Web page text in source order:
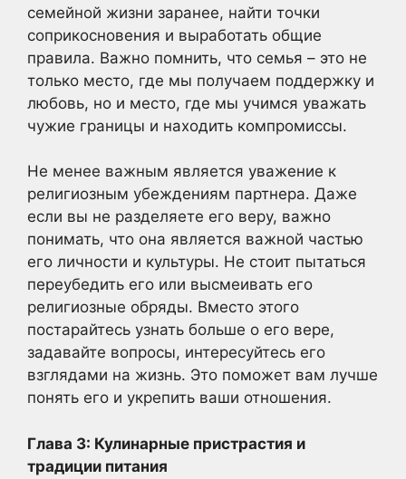
семейной жизни заранее, найти точки
соприкосновения и выработать общие
правила. Важно помнить, что семья – это не
только место, где мы получаем поддержку и
любовь, но и место, где мы учимся уважать
чужие границы и находить компромиссы.
Не менее важным является уважение к
религиозным убеждениям партнера. Даже
если вы не разделяете его веру, важно
понимать, что она является важной частью
его личности и культуры. Не стоит пытаться
переубедить его или высмеивать его
религиозные обряды. Вместо этого
постарайтесь узнать больше о его вере,
задавайте вопросы, интересуйтесь его
взглядами на жизнь. Это поможет вам лучше
понять его и укрепить ваши отношения.
Глава 3: Кулинарные пристрастия и
традиции питания